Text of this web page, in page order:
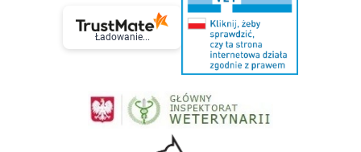
Ładowanie...